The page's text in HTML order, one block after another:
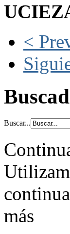
<
Buscar...
más